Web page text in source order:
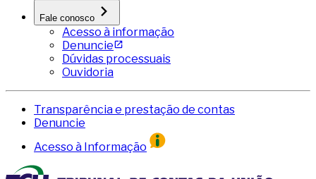
Fale conosco
Acesso à informação
Denuncie
Dúvidas processuais
Ouvidoria
Transparência e prestação de contas
Denuncie
Acesso à Informação